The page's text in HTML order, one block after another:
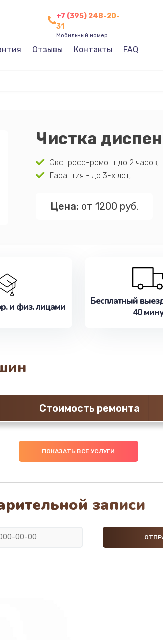
+7 (395) 248-20-
31
Мобильный номер
Отзывы Контакты FAQ
Чистка
Экспресс-ремонт до 2 часов;
Гарантия - до 3-х лет;
Цена: от 1200 руб.
и физ. лицами
Бесплатный
40
Стоимость ремонта
ПОКАЗАТЬ ВСЕ УСЛУГИ
записи